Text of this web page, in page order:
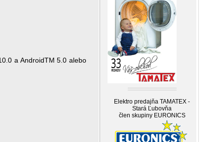
a AndroidTM 5.0 alebo
Elektro predajňa TAMATEX -
Stará Ľubovňa
člen skupiny EURONICS